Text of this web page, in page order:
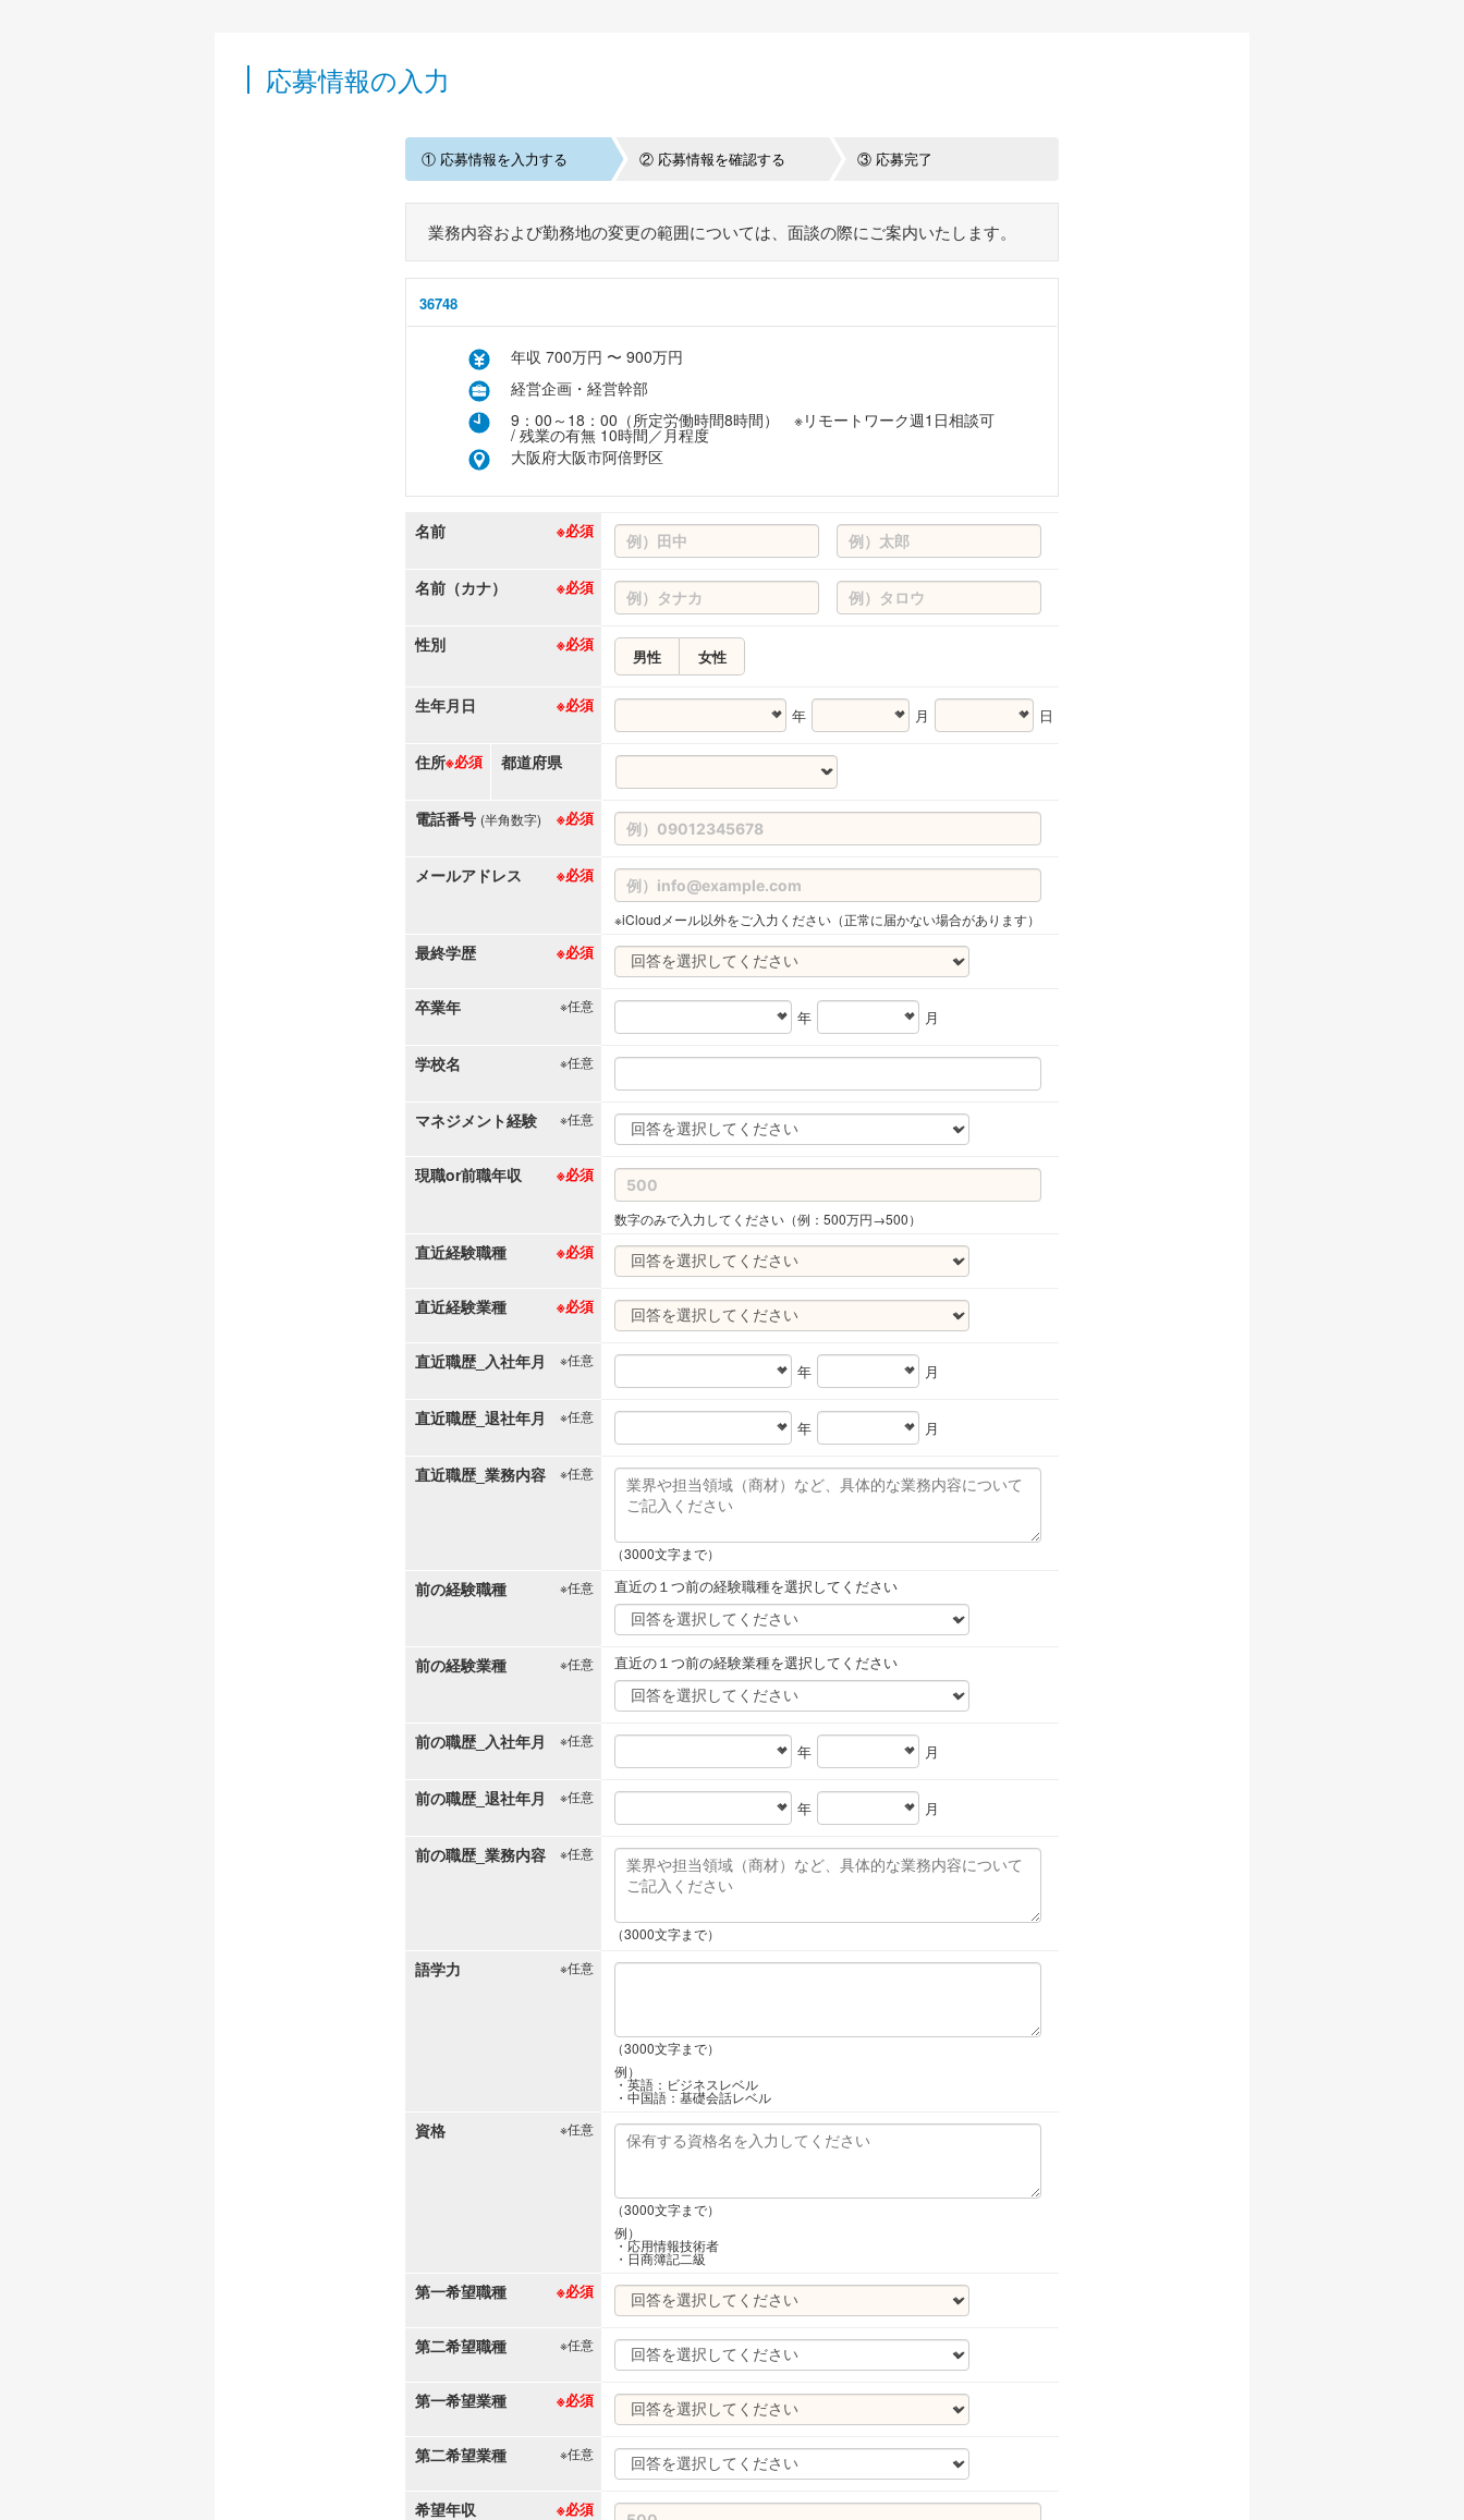
応募情報の入力
① 応募情報を入力する ② 応募情報を確認する ③ 応募完了
業務内容および勤務地の変更の範囲については、面談の際にご案内いたします。
36748
年収 700万円 〜 900万円
経営企画・経営幹部
9：00～18：00（所定労働時間8時間） ※リモートワーク週1日相談可
/ 残業の有無 10時間／月程度
大阪府大阪市阿倍野区
名前 ※必須
名前（カナ） ※必須
性別 ※必須
男性 女性
生年月日 ※必須
年 月 日
住所※必須 都道府県
電話番号 ※必須
(半角数字)
メールアドレス ※必須
※iCloudメール以外をご入力ください（正常に届かない場合があります）
最終学歴 ※必須
卒業年 ※任意
年 月
学校名 ※任意
マネジメント経験 ※任意
現職or前職年収 ※必須
数字のみで入力してください（例：500万円→500）
直近経験職種 ※必須
直近経験業種 ※必須
直近職歴_入社年月 ※任意
年 月
直近職歴_退社年月 ※任意
年 月
直近職歴_業務内容 ※任意
（3000文字まで）
前の経験職種 ※任意 直近の１つ前の経験職種を選択してください
前の経験業種 ※任意 直近の１つ前の経験業種を選択してください
前の職歴_入社年月 ※任意
年 月
前の職歴_退社年月 ※任意
年 月
前の職歴_業務内容 ※任意
（3000文字まで）
語学力 ※任意
（3000文字まで）
例）
・英語：ビジネスレベル
・中国語：基礎会話レベル
資格 ※任意
（3000文字まで）
例）
・応用情報技術者
・日商簿記二級
第一希望職種 ※必須
第二希望職種 ※任意
第一希望業種 ※必須
第二希望業種 ※任意
希望年収 ※必須